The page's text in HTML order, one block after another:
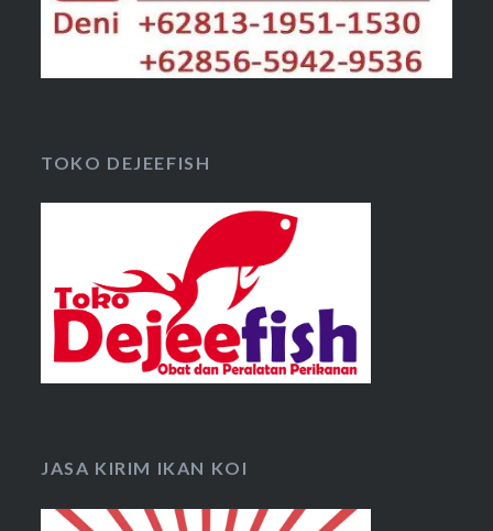
TOKO DEJEEFISH
JASA KIRIM IKAN KOI